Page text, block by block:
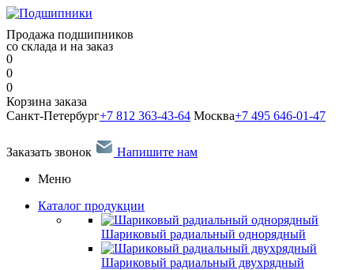
Продажа подшипников
со склада и на заказ
0
0
0
Корзина заказа
Санкт-Петербург+7 812 363-43-64 Москва+7 495 646-01-47
Заказать звонок
Напишите нам
Меню
Каталог продукции
Шариковый радиальный однорядный
Шариковый радиальный двухрядный